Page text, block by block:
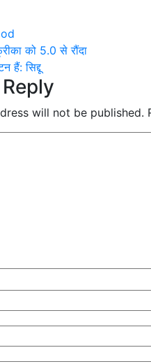
को 5.0 से रौंदा
हैं: सिद्दू
will not be published.